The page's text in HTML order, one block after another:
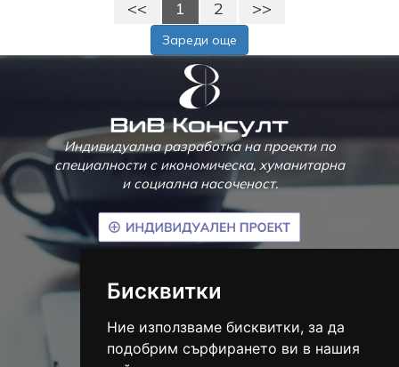
Бисквитки
Ние използваме бисквитки, за да
подобрим сърфирането ви в нашия
<< 1 2 >>
Зареди още
Индивидуална разработка на проекти по
специалности с икономическа, хуманитарна
и социална насоченост.
тел.:(+359) 895 867 745
Социални мрежи